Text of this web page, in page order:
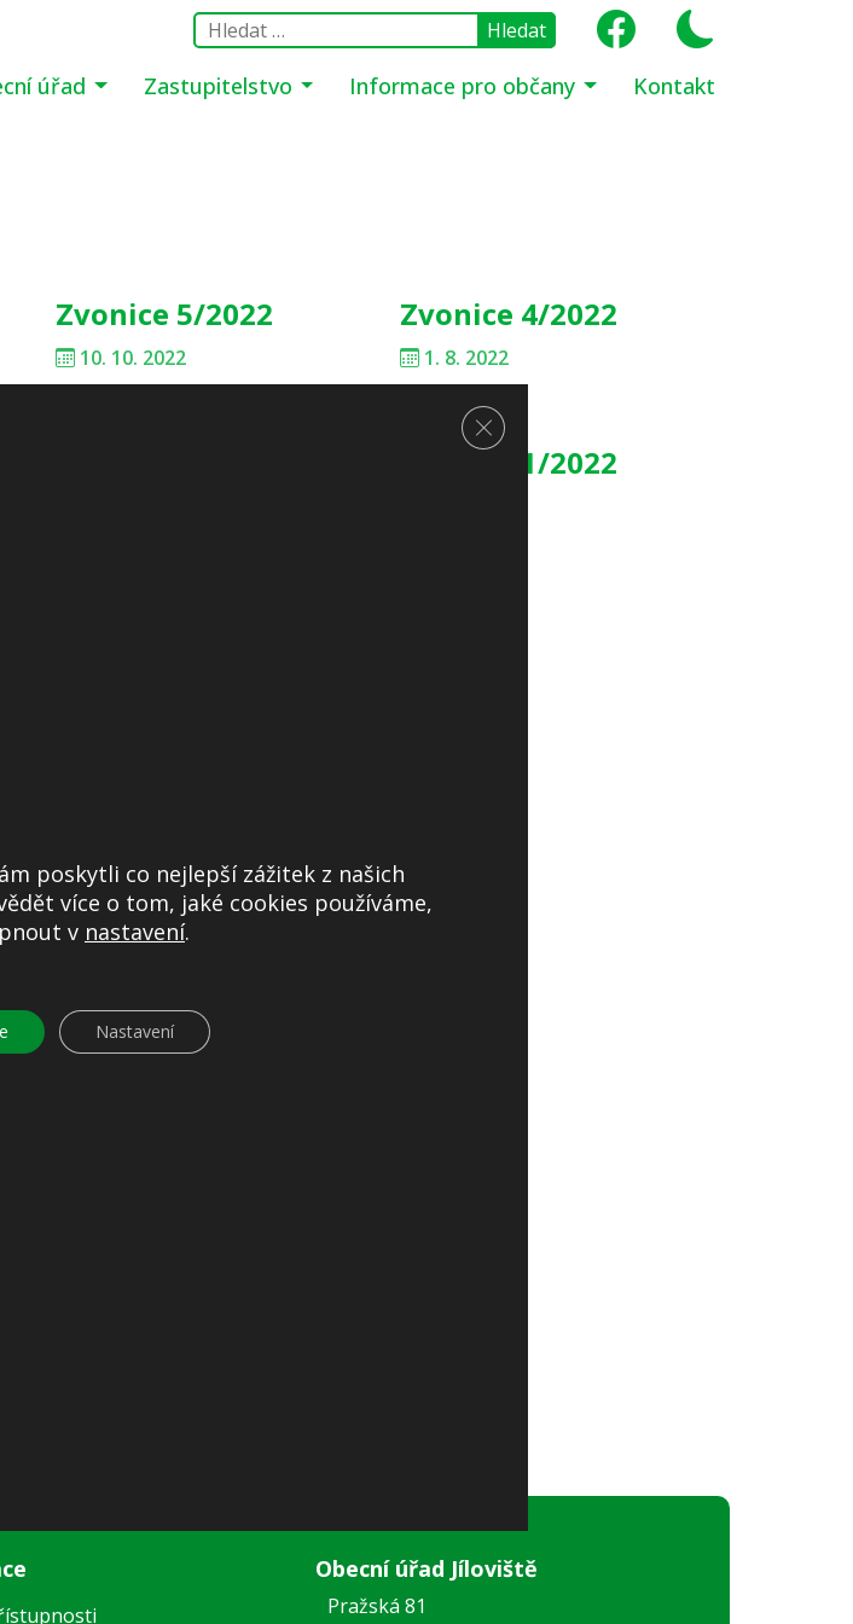
úřad Zastupitelstvo Informace pro občany Kontakt
Zvonice 5/2022
10. 10. 2022
Zvonice 4/2022
1. 8. 2022
Zvonice 1/2022
Obecní úřad Jíloviště
Pražská 81
poskytli co nejlepší zážitek z našich
více o tom, jaké cookies používáme,
v nastavení.
Nastavení
Zavřít cookie lištu GDPR